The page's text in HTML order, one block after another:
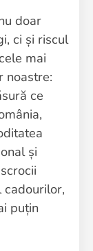
doar
ci și riscul
mai
noastre:
ce
și
cadourilor,
puțin